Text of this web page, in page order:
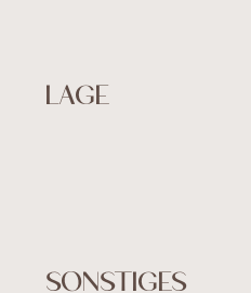
LAGE
SONSTIGES